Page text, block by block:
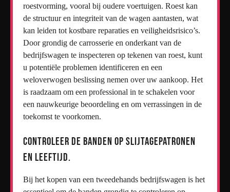
roestvorming, vooral bij oudere voertuigen. Roest kan
de structuur en integriteit van de wagen aantasten, wat
kan leiden tot kostbare reparaties en veiligheidsrisico’s.
Door grondig de carrosserie en onderkant van de
bedrijfswagen te inspecteren op tekenen van roest, kunt
u potentiële problemen identificeren en een
weloverwogen beslissing nemen over uw aankoop. Het
is raadzaam om een professional in te schakelen voor
een nauwkeurige beoordeling en om verrassingen in de
toekomst te voorkomen.
Controleer de banden op slijtagepatronen
en leeftijd.
Bij het kopen van een tweedehands bedrijfswagen is het